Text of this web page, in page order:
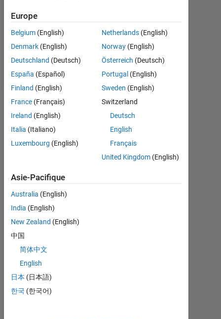
Follow
Programming
Languages:
Badges
Badges
Badges
06 Jun 2022
Europe
Belgium (English)
Denmark (English)
Deutschland (Deutsch)
España (Español)
Finland (English)
France (Français)
Ireland (English)
Italia (Italiano)
Luxembourg (English)
Netherlands(English)
Norway(English)
Österreich (Deutsch)
Portugal (English)
Sweden (English)
Switzerland
Deutsch
English
Français
United Kingdom(English)
Asie-Pacifique
Australia (English)
India (English)
New Zealand (English)
中国
简体中文
English
日本 (日本語)
한국 (한국어)